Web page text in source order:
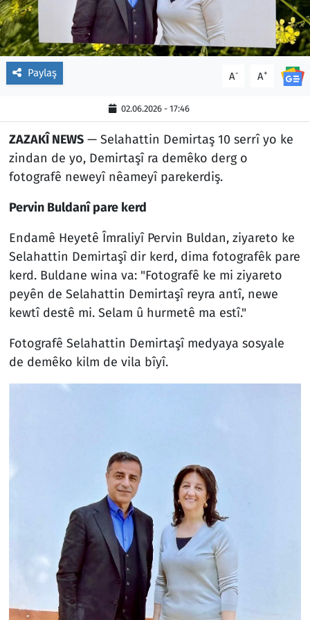
Paylaş A- A+
02.06.2026 - 17:46
ZAZAKÎ NEWS— Selahattin Demirtaş 10 serrî yo ke
zindan de yo, Demirtaşî ra demêko derg o
fotografê neweyî nêameyî parekerdiş.
Pervin Buldanî pare kerd
Endamê Heyetê Îmraliyî Pervin Buldan, ziyareto ke
Selahattin Demirtaşî dir kerd, dima fotografêk pare
kerd. Buldane wina va: "Fotografê ke mi ziyareto
peyên de Selahattin Demirtaşî reyra antî, newe
kewtî destê mi. Selam û hurmetê ma estî."
Fotografê Selahattin Demirtaşî medyaya sosyale
de demêko kilm de vila bîyî.